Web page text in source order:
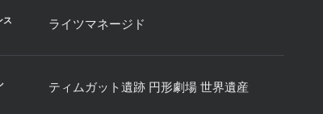
ス ライツマネージド
ティムガット遺跡 円形劇場 世界遺産